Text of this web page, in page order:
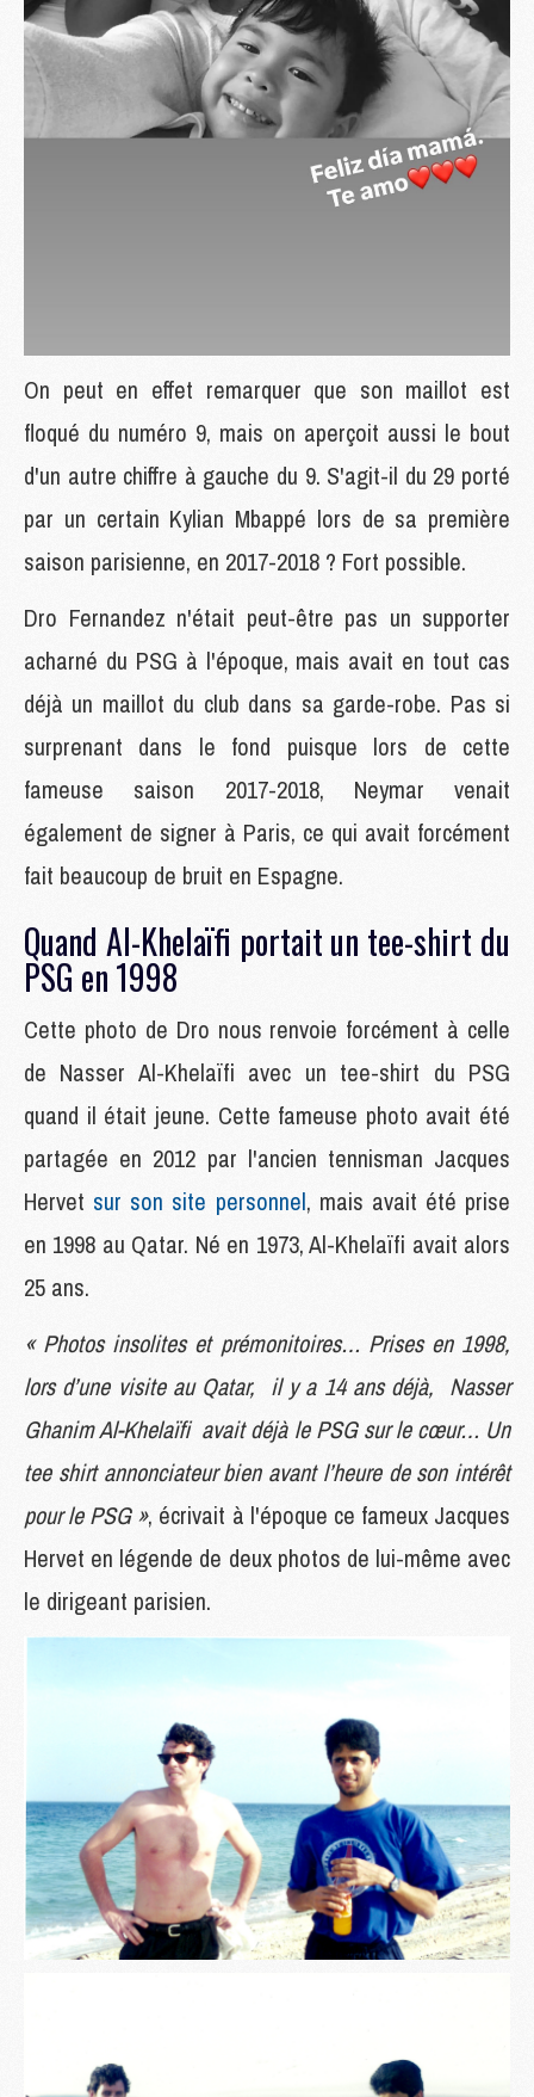
On peut en effet remarquer que son maillot est
floqué du numéro 9, mais on aperçoit aussi le bout
d'un autre chiffre à gauche du 9. S'agit-il du 29 porté
par un certain Kylian Mbappé lors de sa première
saison parisienne, en 2017-2018 ? Fort possible.
Dro Fernandez n'était peut-être pas un supporter
acharné du PSG à l'époque, mais avait en tout cas
déjà un maillot du club dans sa garde-robe. Pas si
surprenant dans le fond puisque lors de cette
fameuse saison 2017-2018, Neymar venait
également de signer à Paris, ce qui avait forcément
fait beaucoup de bruit en Espagne.
Quand Al-Khelaïfi portait un tee-shirt du
PSG en 1998
Cette photo de Dro nous renvoie forcément à celle
de Nasser Al-Khelaïfi avec un tee-shirt du PSG
quand il était jeune. Cette fameuse photo avait été
partagée en 2012 par l'ancien tennisman Jacques
Hervet sur son site personnel, mais avait été prise
en 1998 au Qatar. Né en 1973, Al-Khelaïfi avait alors
25 ans.
« Photos insolites et prémonitoires… Prises en 1998,
lors d’une visite au Qatar, il y a 14 ans déjà, Nasser
Ghanim Al-Khelaïfi avait déjà le PSG sur le cœur… Un
tee shirt annonciateur bien avant l’heure de son intérêt
pour le PSG », écrivait à l'époque ce fameux Jacques
Hervet en légende de deux photos de lui-même avec
le dirigeant parisien.